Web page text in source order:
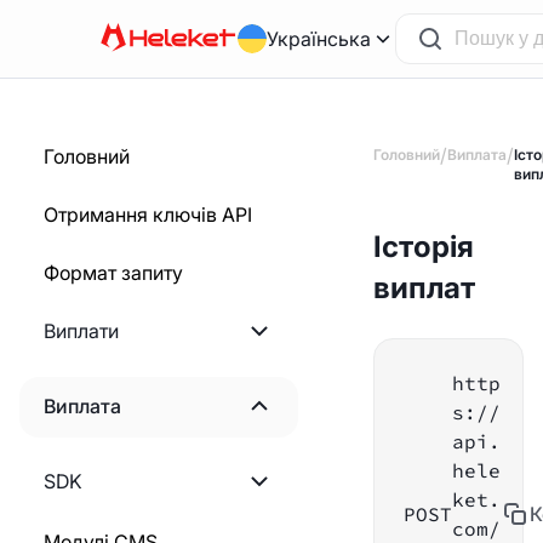
Українська
Головний
Отримання ключів API
Формат запиту
Виплати
-фактури
Створення статичного
Виплата
SDK
Головний/Виплата/
Історія
виплат
POST
http
s://
api.
hele
ket.
com/